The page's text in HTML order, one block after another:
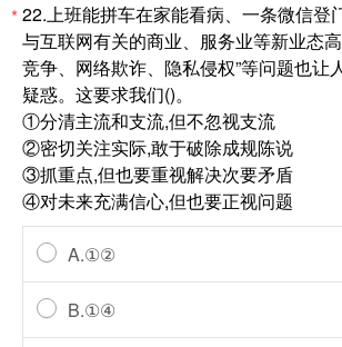
*22.上班能拼车在家能看病、一条微信登
与互联网有关的商业、服务业等新业态
竞争、网络欺诈、隐私侵权”等问题也让
疑惑。这要求我们()。
①分清主流和支流,但不忽视支流
②密切关注实际,敢于破除成规陈说
③抓重点,但也要重视解决次要矛盾
④对未来充满信心,但也要正视问题
A.①②
B.①④